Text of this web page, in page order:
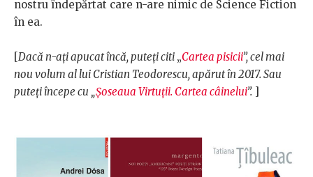
nostru îndepărtat care n-are nimic de Science Fiction
în ea.
[Dacă n-ați apucat încă, puteți citi „Cartea pisicii”, cel mai
nou volum al lui Cristian Teodorescu, apărut în 2017. Sau
puteți începe cu „Șoseaua Virtuții. Cartea câinelui”. ]